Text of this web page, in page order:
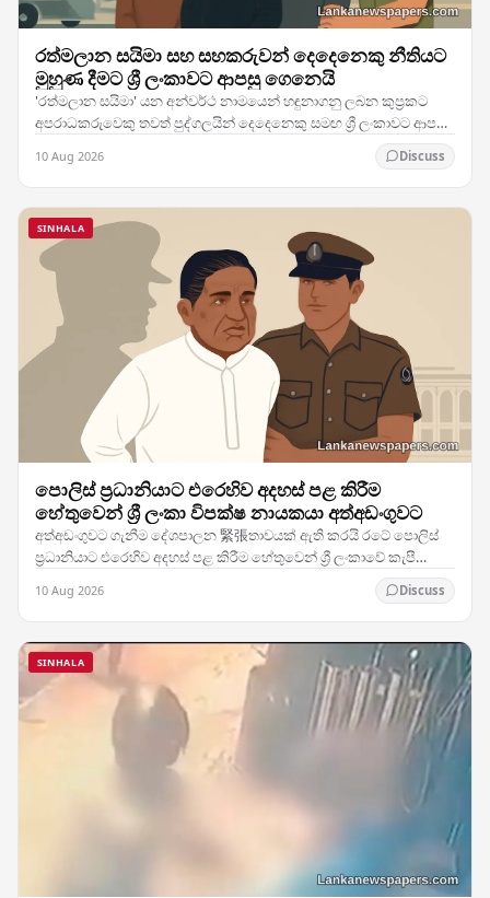
රත්මලාන සයිමා සහ සහකරුවන් දෙදෙනෙකු නීතියට
මුහුණ දීමට ශ්‍රී ලංකාවට ආපසු ගෙනෙයි
'රත්මලාන සයිමා' යන අන්වර්ථ නාමයෙන් හඳුනාගනු ලබන කුප්‍රකට
අපරාධකරුවෙකු තවත් පුද්ගලයින් දෙදෙනෙකු සමඟ ශ්‍රී ලංකාවට ආපසු
10 Aug 2026 Discuss
SINHALA
පොලිස් ප්‍රධානියාට එරෙහිව අදහස් පළ කිරීම
හේතුවෙන් ශ්‍රී ලංකා විපක්ෂ නායකයා අත්අඩංගුවට
අත්අඩංගුවට ගැනීම දේශපාලන 緊張තාවයක් ඇති කරයි රටේ පොලිස්
ප්‍රධානියාට එරෙහිව අදහස් පළ කිරීම හේතුවෙන් ශ්‍රී ලංකාවේ කැපී
10 Aug 2026 Discuss
SINHALA